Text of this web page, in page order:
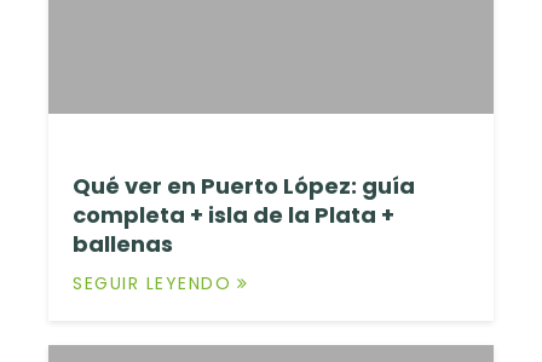
Qué ver en Puerto López: guía
completa + isla de la Plata +
ballenas
SEGUIR LEYENDO